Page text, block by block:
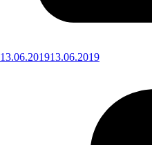
13.06.201913.06.2019